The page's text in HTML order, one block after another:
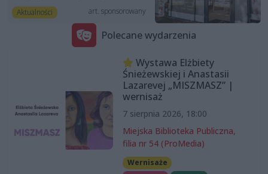
Aktualności art. sponsorowany
Polecane wydarzenia
Wystawa Elżbiety
Śnieżewskiej i Anastasii
Lazarevej „MISZMASZ” |
wernisaż
7 sierpnia 2026, 18:00
Miejska Biblioteka Publiczna,
filia nr 54 (ProMedia)
Wernisaże